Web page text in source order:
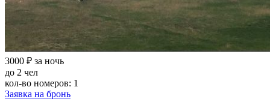
3000 ₽ за ночь
до 2 чел
кол-во номеров: 1
Заявка на бронь